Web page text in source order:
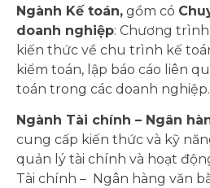
Ngành Kế toán, gồm có
doanh nghiệp: Chương
kiến thức về chu trình kế
kiểm toán, lập báo cáo liên
toán trong các doanh nghiệp.
Ngành Tài chính – Ngân
cung cấp kiến thức và kỹ
quản lý tài chính và hoạt
Tài chính – Ngân hàng văn